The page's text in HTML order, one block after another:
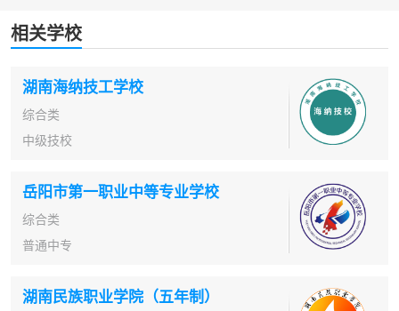
相关学校
湖南海纳技工学校
综合类
中级技校
岳阳市第一职业中等专业学校
综合类
普通中专
湖南民族职业学院（五年制）